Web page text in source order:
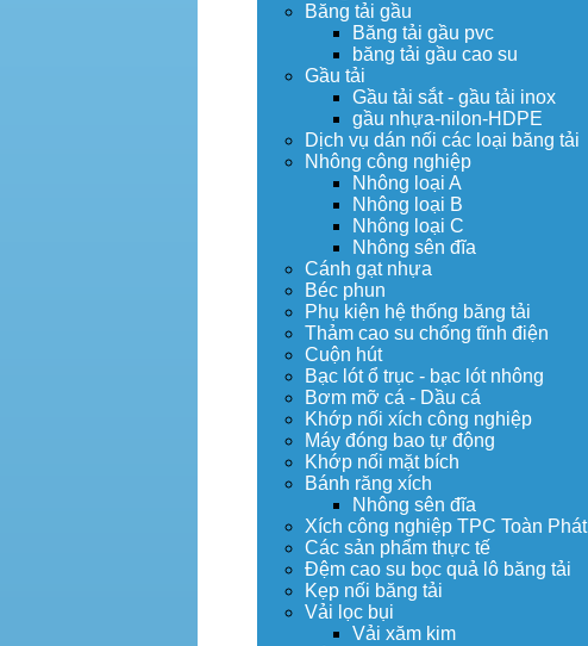
Băng tải gầu
Băng tải gầu pvc
băng tải gầu cao su
Gầu tải
Gầu tải sắt - gầu tải inox
gầu nhựa-nilon-HDPE
Dịch vụ dán nối các loại băng tải
Nhông công nghiệp
Nhông loại A
Nhông loại B
Nhông loại C
Nhông sên đĩa
Cánh gạt nhựa
Béc phun
Phụ kiện hệ thống băng tải
Thảm cao su chống tĩnh điện
Cuộn hút
Bạc lót ổ trục - bạc lót nhông
Bơm mỡ cá - Dầu cá
Khớp nối xích công nghiệp
Máy đóng bao tự động
Khớp nối mặt bích
Bánh răng xích
Nhông sên đĩa
Xích công nghiệp TPC Toàn Phát
Các sản phẩm thực tế
Đệm cao su bọc quả lô băng tải
Kẹp nối băng tải
Vải lọc bụi
Vải xăm kim